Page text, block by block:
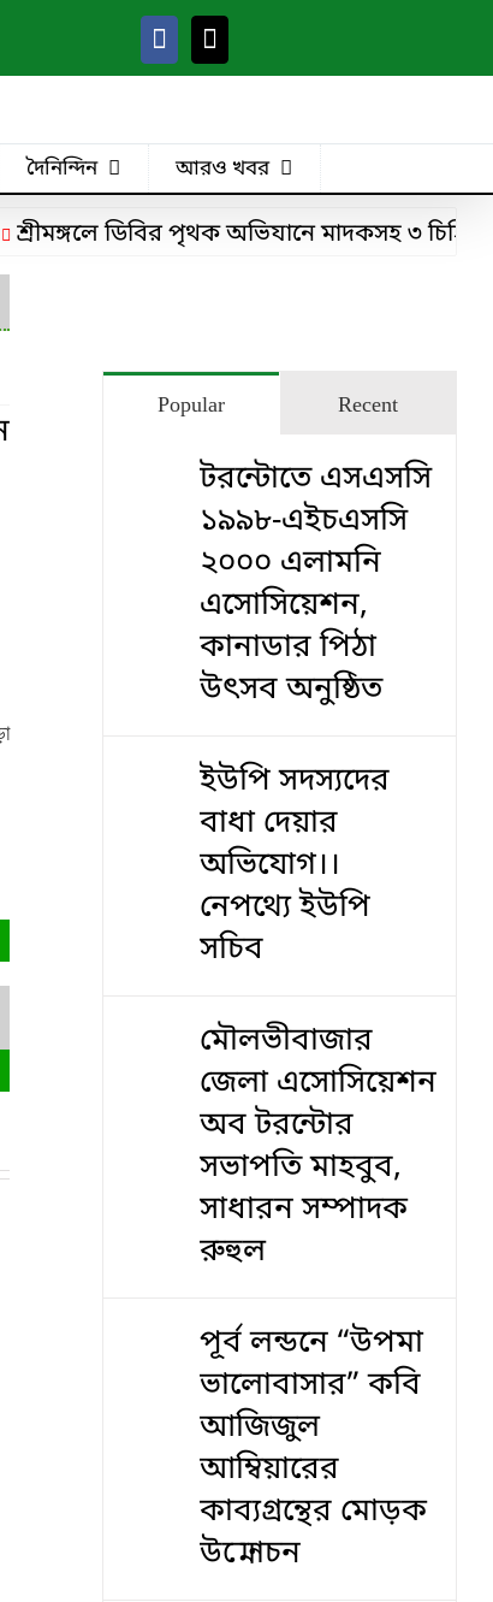
দৈনিন্দিন আরও খবর
শ্রীমঙ্গলে ডিবির পৃথক অভিযানে মাদকসহ ৩ চিহ্নিত
Popular Recent
টরন্টোতে এসএসসি
১৯৯৮-এইচএসসি
২০০০ এলামনি
এসোসিয়েশন,
কানাডার পিঠা
উৎসব অনুষ্ঠিত
ইউপি সদস্যদের
বাধা দেয়ার
অভিযোগ।।
নেপথ্যে ইউপি
সচিব
মৌলভীবাজার
জেলা এসোসিয়েশন
অব টরন্টোর
সভাপতি মাহবুব,
সাধারন সম্পাদক
রুহুল
পূর্ব লন্ডনে “উপমা
ভালোবাসার” কবি
আজিজুল
আম্বিয়ারের
কাব্যগ্রন্থের মোড়ক
উন্মোচন